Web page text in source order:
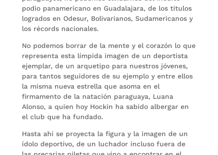
podio panamericano en Guadalajara, de los titulos
logrados en Odesur, Bolivarianos, Sudamericanos y
los récords nacionales.
No podemos borrar de la mente y el corazón lo que
representa esta límpida imagen de un deportista
ejemplar, de un arquetipo para nuestros jóvenes,
para tantos seguidores de su ejemplo y entre ellos
la misma nueva estrella que asoma en el
firmamento de la natación paraguaya, Luana
Alonso, a quien hoy Hockin ha sabido albergar en
el club que ha fundado.
Hasta ahi se proyecta la figura y la imagen de un
ídolo deportivo, de un luchador incluso fuera de